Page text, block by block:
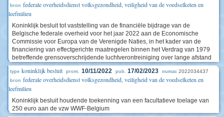
bron federale overheidsdienst volksgezondheid, veiligheid van de voedselketen en
leefmilieu
Koninklijk besluit tot vaststelling van de financiële bijdrage van de
Belgische federale overheid voor het jaar 2022 aan de Economische
Commissie voor Europa van de Verenigde Naties, in het kader van de
financiering van effectgerichte maatregelen binnen het Verdrag van 1979
betreffende grensoverschrijdende luchtverontreiniging over lange afstand
type koninklijk besluit prom. 10/11/2022 pub. 17/02/2023 numac 2022034437
bron federale overheidsdienst volksgezondheid, veiligheid van de voedselketen en
leefmilieu
Koninklijk besluit houdende toekenning van een facultatieve toelage van
250 euro aan de vzw WWF-Belgium